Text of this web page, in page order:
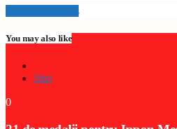
Info and episodes
You may also like
Stiri
0